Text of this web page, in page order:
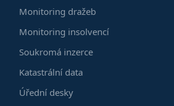
Monitoring dražeb
Monitoring insolvencí
Soukromá inzerce
Katastrální data
Úřední desky